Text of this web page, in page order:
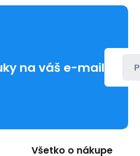
na váš e-mail
Všetko o nákupe